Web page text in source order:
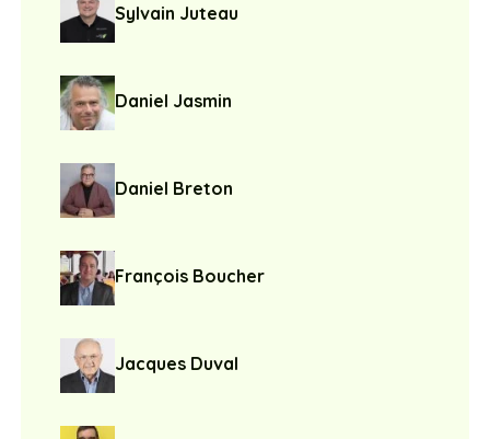
Sylvain Juteau
Daniel Jasmin
Daniel Breton
François Boucher
Jacques Duval